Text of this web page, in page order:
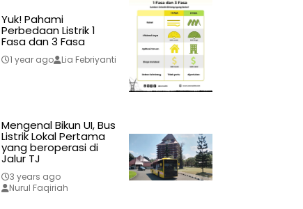
Yuk! Pahami
Perbedaan Listrik 1
Fasa dan 3 Fasa
1 year ago Lia Febriyanti
Mengenal Bikun UI, Bus
Listrik Lokal Pertama
yang beroperasi di
Jalur TJ
3 years ago
Nurul Faqiriah